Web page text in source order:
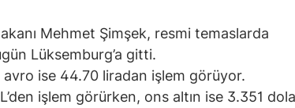
Mehmet Şimşek, resmi temaslarda
Lüksemburg’a gitti.
avro ise 44.70 liradan işlem görüyor.
işlem görürken, ons altın ise 3.351